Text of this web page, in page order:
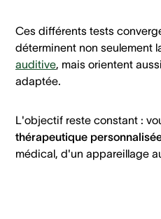
Ces différents tests
déterminent non seulement
auditive, mais orientent
adaptée.
L'objectif reste constant :
thérapeutique
médical, d'un appareillage